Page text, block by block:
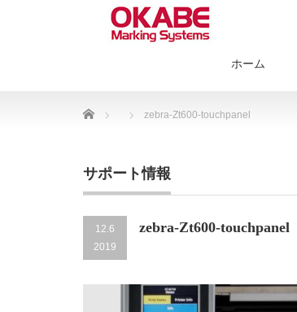
ホーム
Home zebra-Zt600-touchpanel
サポート情報
12.6
2019
zebra-Zt600-touchpanel